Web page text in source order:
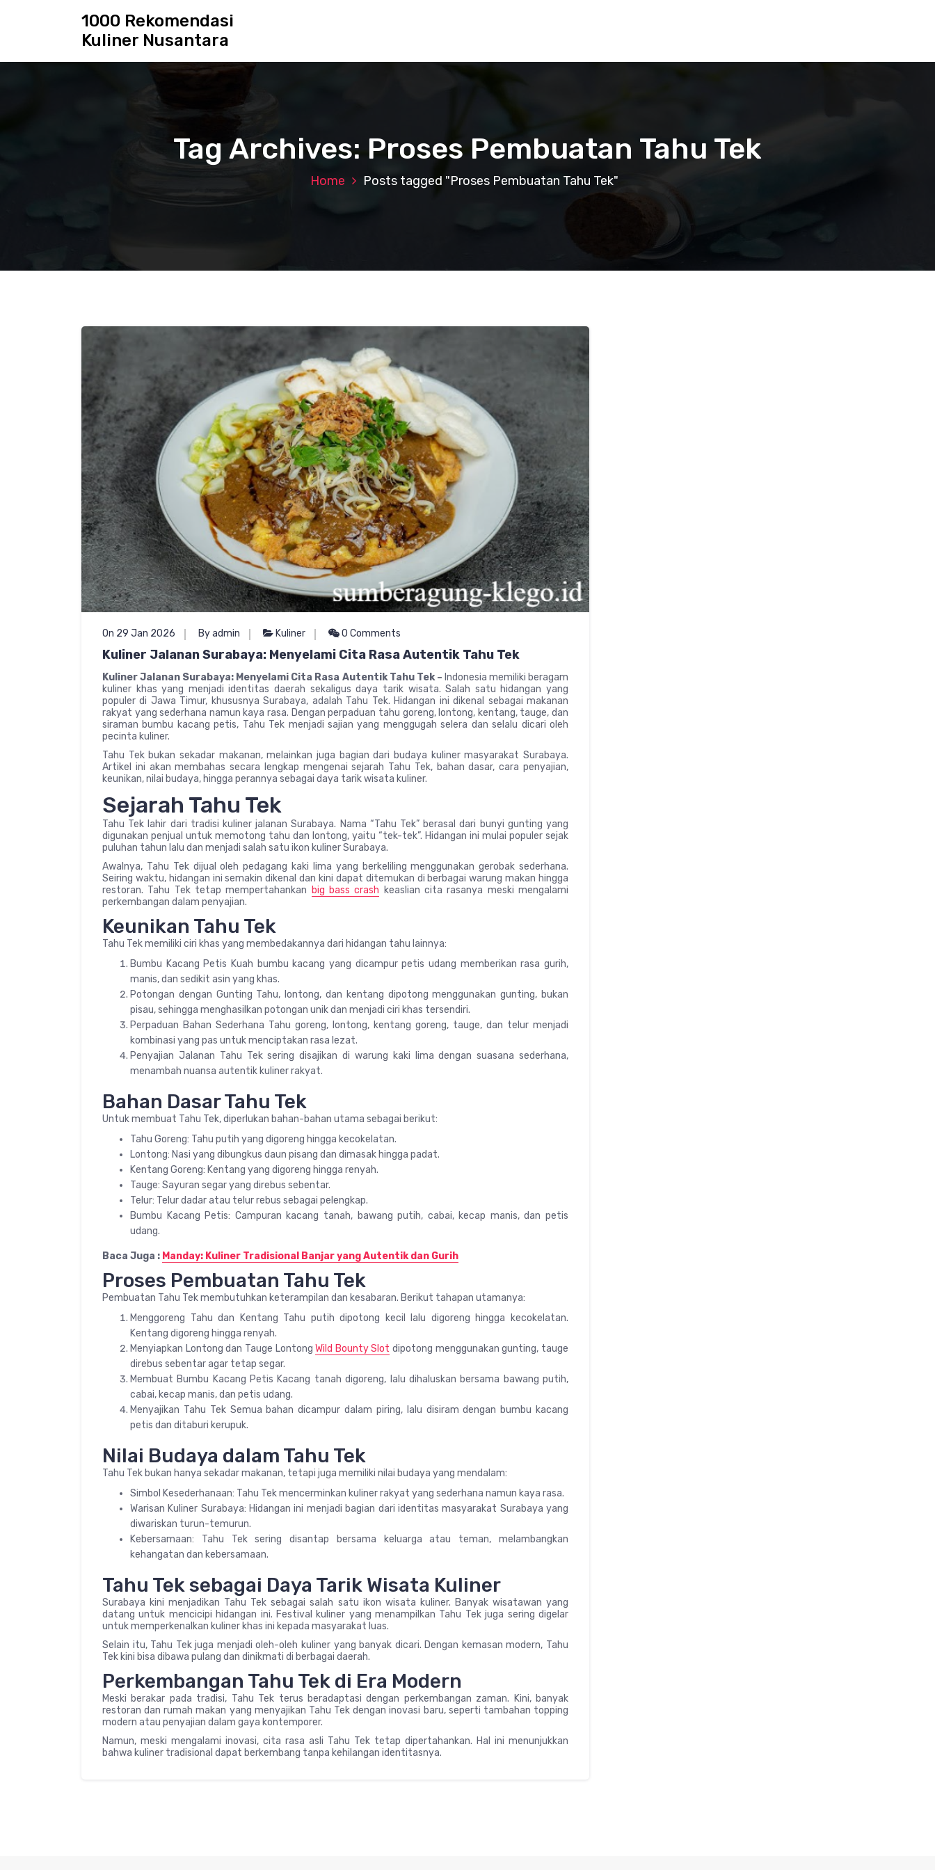
1000 Rekomendasi
Kuliner Nusantara
Tag Archives: Proses Pembuatan Tahu Tek
Home Posts tagged "Proses Pembuatan Tahu Tek"
On 29 Jan 2026 By admin Kuliner 0 Comments
Kuliner Jalanan Surabaya: Menyelami Cita Rasa Autentik Tahu Tek
Kuliner Jalanan Surabaya: Menyelami Cita Rasa Autentik Tahu Tek – Indonesia memiliki beragam
kuliner khas yang menjadi identitas daerah sekaligus daya tarik wisata. Salah satu hidangan yang
populer di Jawa Timur, khususnya Surabaya, adalah Tahu Tek. Hidangan ini dikenal sebagai makanan
rakyat yang sederhana namun kaya rasa. Dengan perpaduan tahu goreng, lontong, kentang, tauge, dan
siraman bumbu kacang petis, Tahu Tek menjadi sajian yang menggugah selera dan selalu dicari oleh
pecinta kuliner.
Tahu Tek bukan sekadar makanan, melainkan juga bagian dari budaya kuliner masyarakat Surabaya.
Artikel ini akan membahas secara lengkap mengenai sejarah Tahu Tek, bahan dasar, cara penyajian,
keunikan, nilai budaya, hingga perannya sebagai daya tarik wisata kuliner.
Sejarah Tahu Tek
Tahu Tek lahir dari tradisi kuliner jalanan Surabaya. Nama “Tahu Tek” berasal dari bunyi gunting yang
digunakan penjual untuk memotong tahu dan lontong, yaitu “tek-tek”. Hidangan ini mulai populer sejak
puluhan tahun lalu dan menjadi salah satu ikon kuliner Surabaya.
Awalnya, Tahu Tek dijual oleh pedagang kaki lima yang berkeliling menggunakan gerobak sederhana.
Seiring waktu, hidangan ini semakin dikenal dan kini dapat ditemukan di berbagai warung makan hingga
restoran. Tahu Tek tetap mempertahankan big bass crash keaslian cita rasanya meski mengalami
perkembangan dalam penyajian.
Keunikan Tahu Tek
Tahu Tek memiliki ciri khas yang membedakannya dari hidangan tahu lainnya:
Bumbu Kacang Petis Kuah bumbu kacang yang dicampur petis udang memberikan rasa gurih,
manis, dan sedikit asin yang khas.
Potongan dengan Gunting Tahu, lontong, dan kentang dipotong menggunakan gunting, bukan
pisau, sehingga menghasilkan potongan unik dan menjadi ciri khas tersendiri.
Perpaduan Bahan Sederhana Tahu goreng, lontong, kentang goreng, tauge, dan telur menjadi
kombinasi yang pas untuk menciptakan rasa lezat.
Penyajian Jalanan Tahu Tek sering disajikan di warung kaki lima dengan suasana sederhana,
menambah nuansa autentik kuliner rakyat.
Bahan Dasar Tahu Tek
Untuk membuat Tahu Tek, diperlukan bahan-bahan utama sebagai berikut:
Tahu Goreng: Tahu putih yang digoreng hingga kecokelatan.
Lontong: Nasi yang dibungkus daun pisang dan dimasak hingga padat.
Kentang Goreng: Kentang yang digoreng hingga renyah.
Tauge: Sayuran segar yang direbus sebentar.
Telur: Telur dadar atau telur rebus sebagai pelengkap.
Bumbu Kacang Petis: Campuran kacang tanah, bawang putih, cabai, kecap manis, dan petis
udang.
Baca Juga : Manday: Kuliner Tradisional Banjar yang Autentik dan Gurih
Proses Pembuatan Tahu Tek
Pembuatan Tahu Tek membutuhkan keterampilan dan kesabaran. Berikut tahapan utamanya:
Menggoreng Tahu dan Kentang Tahu putih dipotong kecil lalu digoreng hingga kecokelatan.
Kentang digoreng hingga renyah.
Menyiapkan Lontong dan Tauge LontongWild Bounty Slot dipotong menggunakan gunting, tauge
direbus sebentar agar tetap segar.
Membuat Bumbu Kacang Petis Kacang tanah digoreng, lalu dihaluskan bersama bawang putih,
cabai, kecap manis, dan petis udang.
Menyajikan Tahu Tek Semua bahan dicampur dalam piring, lalu disiram dengan bumbu kacang
petis dan ditaburi kerupuk.
Nilai Budaya dalam Tahu Tek
Tahu Tek bukan hanya sekadar makanan, tetapi juga memiliki nilai budaya yang mendalam:
Simbol Kesederhanaan: Tahu Tek mencerminkan kuliner rakyat yang sederhana namun kaya rasa.
Warisan Kuliner Surabaya: Hidangan ini menjadi bagian dari identitas masyarakat Surabaya yang
diwariskan turun-temurun.
Kebersamaan: Tahu Tek sering disantap bersama keluarga atau teman, melambangkan
kehangatan dan kebersamaan.
Tahu Tek sebagai Daya Tarik Wisata Kuliner
Surabaya kini menjadikan Tahu Tek sebagai salah satu ikon wisata kuliner. Banyak wisatawan yang
datang untuk mencicipi hidangan ini. Festival kuliner yang menampilkan Tahu Tek juga sering digelar
untuk memperkenalkan kuliner khas ini kepada masyarakat luas.
Selain itu, Tahu Tek juga menjadi oleh-oleh kuliner yang banyak dicari. Dengan kemasan modern, Tahu
Tek kini bisa dibawa pulang dan dinikmati di berbagai daerah.
Perkembangan Tahu Tek di Era Modern
Meski berakar pada tradisi, Tahu Tek terus beradaptasi dengan perkembangan zaman. Kini, banyak
restoran dan rumah makan yang menyajikan Tahu Tek dengan inovasi baru, seperti tambahan topping
modern atau penyajian dalam gaya kontemporer.
Namun, meski mengalami inovasi, cita rasa asli Tahu Tek tetap dipertahankan. Hal ini menunjukkan
bahwa kuliner tradisional dapat berkembang tanpa kehilangan identitasnya.